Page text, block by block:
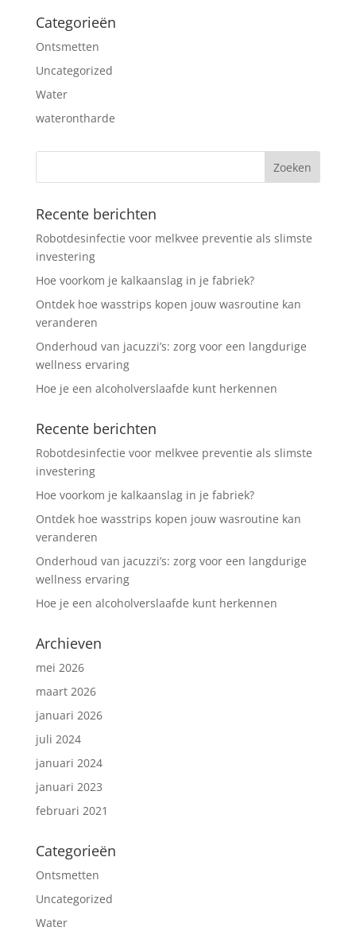
Categorieën
Ontsmetten
Uncategorized
Water
waterontharde
Recente berichten
Robotdesinfectie voor melkvee preventie als slimste
investering
Hoe voorkom je kalkaanslag in je fabriek?
Ontdek hoe wasstrips kopen jouw wasroutine kan
veranderen
Onderhoud van jacuzzi’s: zorg voor een langdurige
wellness ervaring
Hoe je een alcoholverslaafde kunt herkennen
Recente berichten
Robotdesinfectie voor melkvee preventie als slimste
investering
Hoe voorkom je kalkaanslag in je fabriek?
Ontdek hoe wasstrips kopen jouw wasroutine kan
veranderen
Onderhoud van jacuzzi’s: zorg voor een langdurige
wellness ervaring
Hoe je een alcoholverslaafde kunt herkennen
Archieven
mei 2026
maart 2026
januari 2026
juli 2024
januari 2024
januari 2023
februari 2021
Categorieën
Ontsmetten
Uncategorized
Water